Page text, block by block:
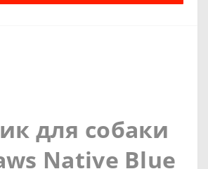
для собаки
Native Blue